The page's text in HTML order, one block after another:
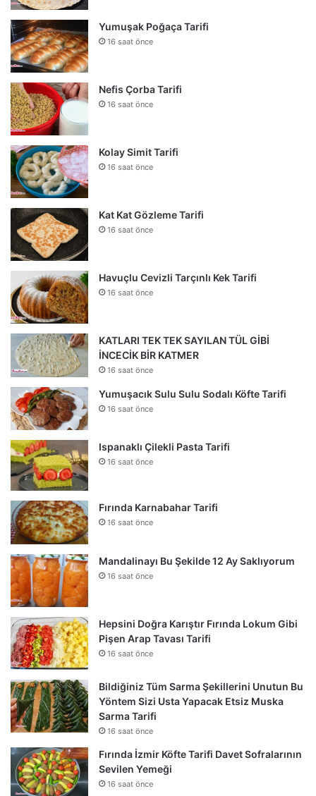
Yumuşak Poğaça Tarifi
16 saat önce
Nefis Çorba Tarifi
16 saat önce
Kolay Simit Tarifi
16 saat önce
Kat Kat Gözleme Tarifi
16 saat önce
Havuçlu Cevizli Tarçınlı Kek Tarifi
16 saat önce
KATLARI TEK TEK SAYILAN TÜL GİBİ
İNCECİK BİR KATMER
16 saat önce
Yumuşacık Sulu Sulu Sodalı Köfte Tarifi
16 saat önce
Ispanaklı Çilekli Pasta Tarifi
16 saat önce
Fırında Karnabahar Tarifi
16 saat önce
Mandalinayı Bu Şekilde 12 Ay Saklıyorum
16 saat önce
Hepsini Doğra Karıştır Fırında Lokum Gibi
Pişen Arap Tavası Tarifi
16 saat önce
Bildiğiniz Tüm Sarma Şekillerini Unutun Bu
Yöntem Sizi Usta Yapacak Etsiz Muska
Sarma Tarifi
16 saat önce
Fırında İzmir Köfte Tarifi Davet Sofralarının
Sevilen Yemeği
16 saat önce